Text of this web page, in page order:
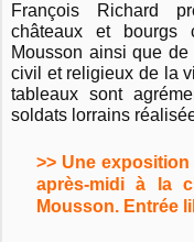
François Richard
châteaux et bourgs
Mousson ainsi que
civil et religieux de la
tableaux sont
soldats lorrains
>> Une
après-midi à la
Mousson. Entrée